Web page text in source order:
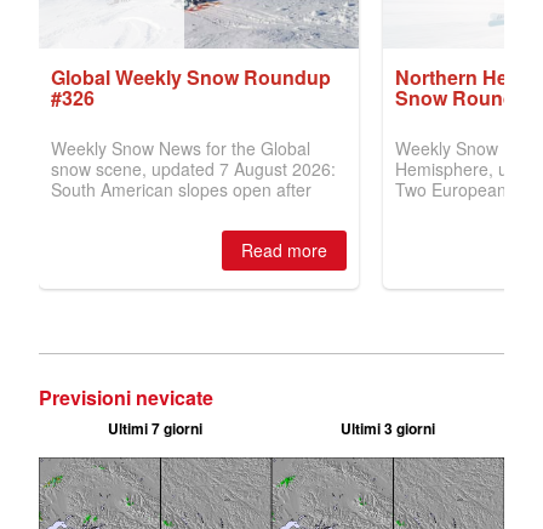
Previsioni nevicate
Ultimi 7 giorni Ultimi 3 giorni